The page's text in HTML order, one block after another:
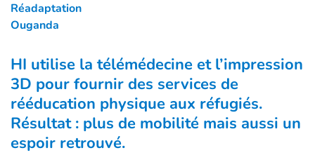
Réadaptation
Ouganda
HI utilise la télémédecine et l’impression
3D pour fournir des services de
rééducation physique aux réfugiés.
Résultat : plus de mobilité mais aussi un
espoir retrouvé.